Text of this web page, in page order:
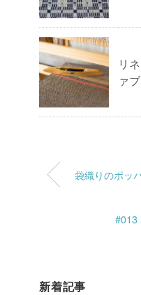
リ
ァ
袋織りのポッ
#013
新着記事